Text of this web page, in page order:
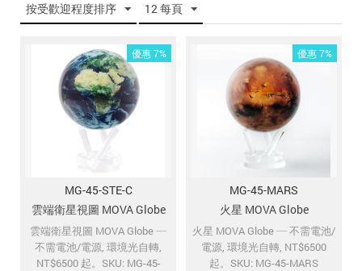
按受歡迎程度排序 12 每頁
優惠 7%
MG-45-STE-C
雲端衛星視圖 MOVA Globe
雲端衛星視圖 MOVA Globe ─
不需電池/電源, 環境光自轉,
NT$6500 起。SKU: MG-45-
優惠 7%
MG-45-MARS
火星 MOVA Globe
火星 MOVA Globe ─ 不需電池/
電源, 環境光自轉, NT$6500
起。SKU: MG-45-MARS
建立新帳號
追蹤我的訂單
會員資料管理
加入 JARVIS VIP